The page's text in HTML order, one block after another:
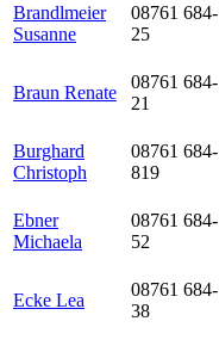
Brandlmeier
Susanne
08761 684-
25
Braun Renate
08761 684-
21
Burghard
Christoph
08761 684-
819
Ebner
Michaela
08761 684-
52
Ecke Lea
08761 684-
38